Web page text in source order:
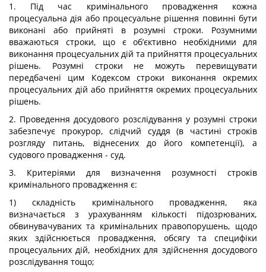
1. Під час кримінального провадження кожна
процесуальна дія або процесуальне рішення повинні бути
виконані або прийняті в розумні строки. Розумними
вважаються строки, що є об’єктивно необхідними для
виконання процесуальних дій та прийняття процесуальних
рішень. Розумні строки не можуть перевищувати
передбачені цим Кодексом строки виконання окремих
процесуальних дій або прийняття окремих процесуальних
рішень.
2. Проведення досудового розслідування у розумні строки
забезпечує прокурор, слідчий суддя (в частині строків
розгляду питань, віднесених до його компетенції), а
судового провадження - суд.
3. Критеріями для визначення розумності строків
кримінального провадження є:
1) складність кримінального провадження, яка
визначається з урахуванням кількості підозрюваних,
обвинувачуваних та кримінальних правопорушень, щодо
яких здійснюється провадження, обсягу та специфіки
процесуальних дій, необхідних для здійснення досудового
розслідування тощо;